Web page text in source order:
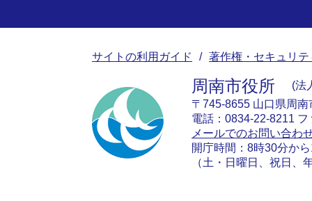
サイトの利用ガイド 著作権・セキュリ
周南市役所
法
〒745-8655 山口県周南
電話：0834-22-8211
メールでのお問い合わ
開庁時間：8時30分か
（土・日曜日、祝日、